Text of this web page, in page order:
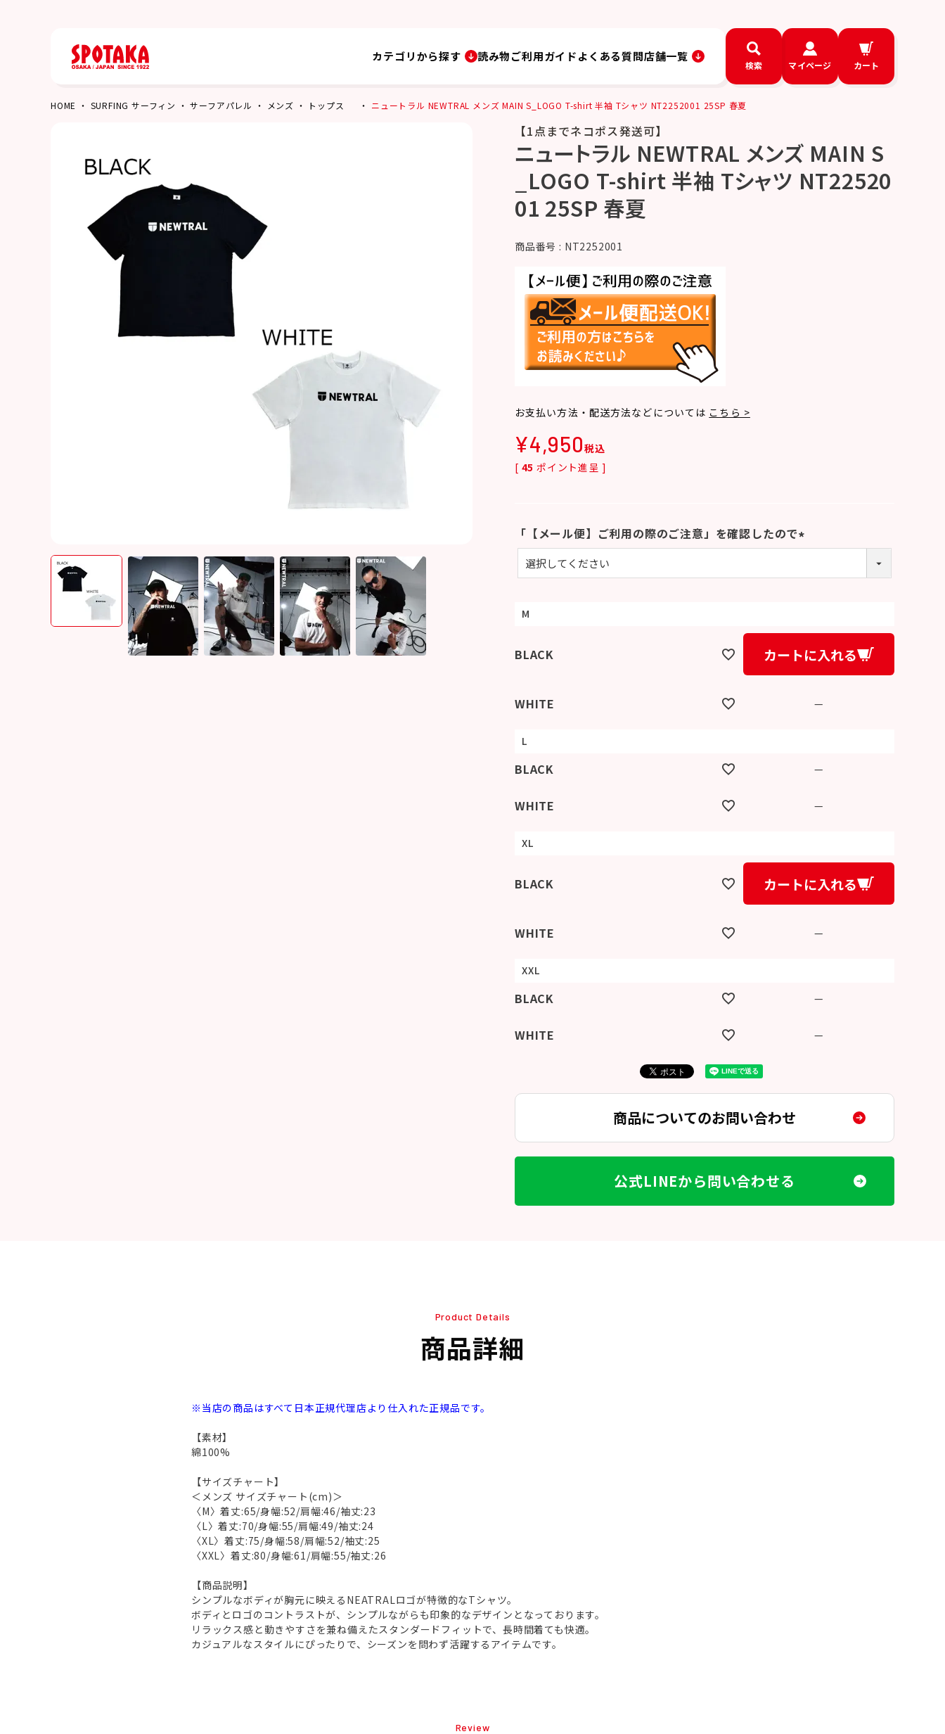
カテゴリから探す 読み物ご利用ガイドよくある質問店舗一覧
検索 マイページ カート
HOME SURFING サーフィン サーフアパレル メンズ トップス ニュートラル NEWTRAL メンズ MAIN S_LOGO T-shirt 半袖 Tシャツ NT2252001 25SP 春夏
【1点までネコポス発送可】
ニュートラル NEWTRAL メンズ MAIN S
_LOGO T-shirt 半袖 Tシャツ NT22520
01 25SP 春夏
商品番号 NT2252001
お支払い方法・配送方法などについては こちら >
¥4,950税込
[ 45 ポイント進呈 ]
「【メール便】ご利用の際のご注意」を確認したので
M
BLACK カートに入れる
WHITE —
L
BLACK —
WHITE —
XL
BLACK カートに入れる
WHITE —
XXL
BLACK —
WHITE —
商品についてのお問い合わせ
公式LINEから問い合わせる
Product Details
商品詳細
※当店の商品はすべて日本正規代理店より仕入れた正規品です。
【素材】
綿100%
【サイズチャート】
＜メンズ サイズチャート(cm)＞
〈M〉着丈:65/身幅:52/肩幅:46/袖丈:23
〈L〉着丈:70/身幅:55/肩幅:49/袖丈:24
〈XL〉着丈:75/身幅:58/肩幅:52/袖丈:25
〈XXL〉着丈:80/身幅:61/肩幅:55/袖丈:26
【商品説明】
シンプルなボディが胸元に映えるNEATRALロゴが特徴的なTシャツ。
ボディとロゴのコントラストが、シンプルながらも印象的なデザインとなっております。
リラックス感と動きやすさを兼ね備えたスタンダードフィットで、長時間着ても快適。
カジュアルなスタイルにぴったりで、シーズンを問わず活躍するアイテムです。
Review